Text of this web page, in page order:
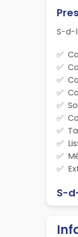
S-d-
S-